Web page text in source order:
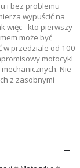
i bez problemu
wypuścić na
więc - kto pierwszy
może być
w przedziale od 100
motocykl
Nie
z zasobnymi